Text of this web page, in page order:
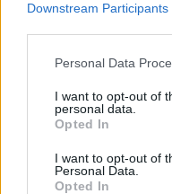
Downstream Participants
Personal Data
I want to opt-out of
personal data.
Opted In
I want to opt-out of
Personal Data.
Opted In